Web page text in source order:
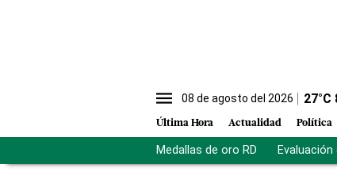
08 de agosto del 2026 27°C
Última Hora Actualidad Política
Medallas de oro RD